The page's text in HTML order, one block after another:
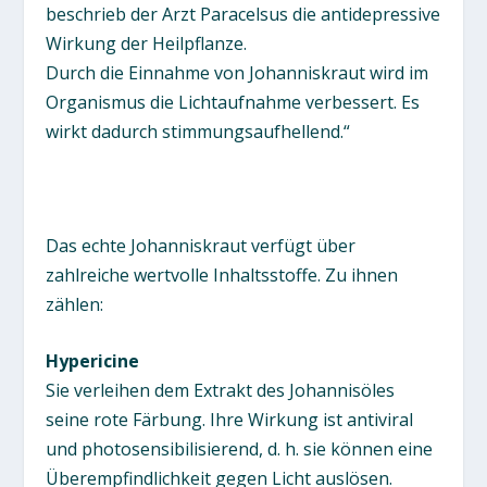
beschrieb der Arzt Paracelsus die antidepressive
Wirkung der Heilpflanze.
Durch die Einnahme von Johanniskraut wird im
Organismus die Lichtaufnahme verbessert. Es
wirkt dadurch stimmungsaufhellend.“
Das echte Johanniskraut verfügt über
zahlreiche wertvolle Inhaltsstoffe. Zu ihnen
zählen:
Hypericine
Sie verleihen dem Extrakt des Johannisöles
seine rote Färbung. Ihre Wirkung ist antiviral
und photosensibilisierend, d. h. sie können eine
Überempfindlichkeit gegen Licht auslösen.